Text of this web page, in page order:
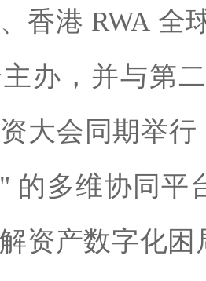
香港 RWA 全
办，并与第
大会同期举
的多维协同平
资产数字化